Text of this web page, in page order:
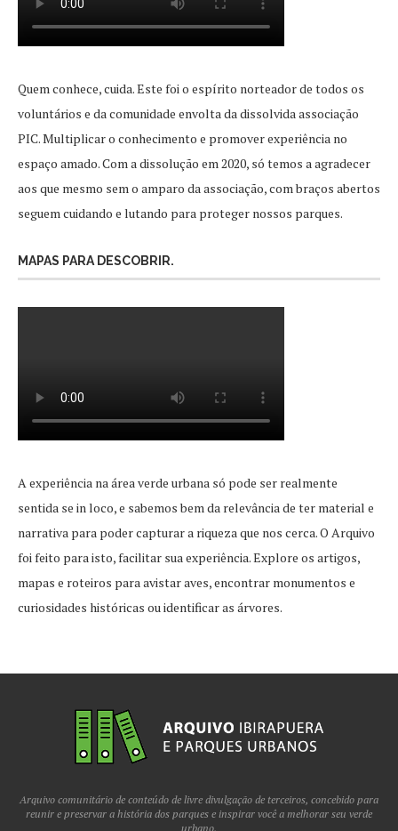
Quem conhece, cuida. Este foi o espírito norteador de todos os
voluntários e da comunidade envolta da dissolvida associação
PIC. Multiplicar o conhecimento e promover experiência no
espaço amado. Com a dissolução em 2020, só temos a agradecer
aos que mesmo sem o amparo da associação, com braços abertos
seguem cuidando e lutando para proteger nossos parques.
MAPAS PARA DESCOBRIR.
A experiência na área verde urbana só pode ser realmente
sentida se in loco, e sabemos bem da relevância de ter material e
narrativa para poder capturar a riqueza que nos cerca. O Arquivo
foi feito para isto, facilitar sua experiência. Explore os artigos,
mapas e roteiros para avistar aves, encontrar monumentos e
curiosidades históricas ou identificar as árvores.
Arquivo comunitário de conteúdo de livre divulgação de terceiros, concebido para
reunir e preservar a história dos parques e inspirar você a melhorar seu verde
urbano.